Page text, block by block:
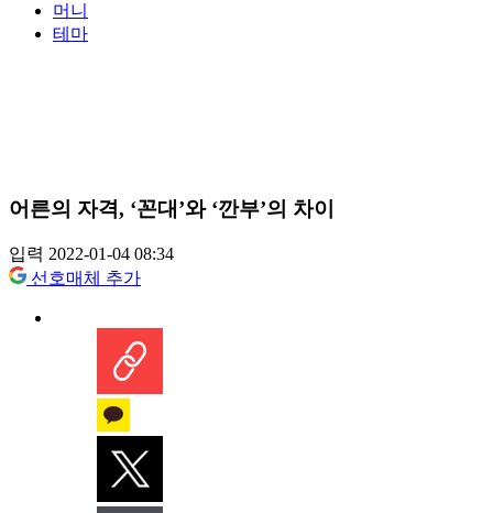
머니
테마
어른의 자격, ‘꼰대’와 ‘깐부’의 차이
입력 2022-01-04 08:34
선호매체 추가